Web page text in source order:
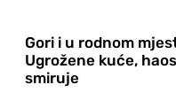
Gori i u rodnom
Ugrožene kuće,
smiruje